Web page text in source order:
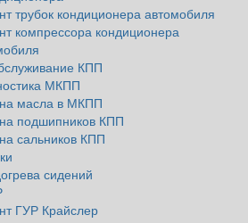
трубок кондиционера автомобиля
компрессора кондиционера
КПП
МКПП
масла в МКПП
подшипников КПП
сальников КПП
сидений
ГУР Крайслер